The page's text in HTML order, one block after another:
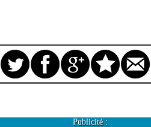
Publicité :